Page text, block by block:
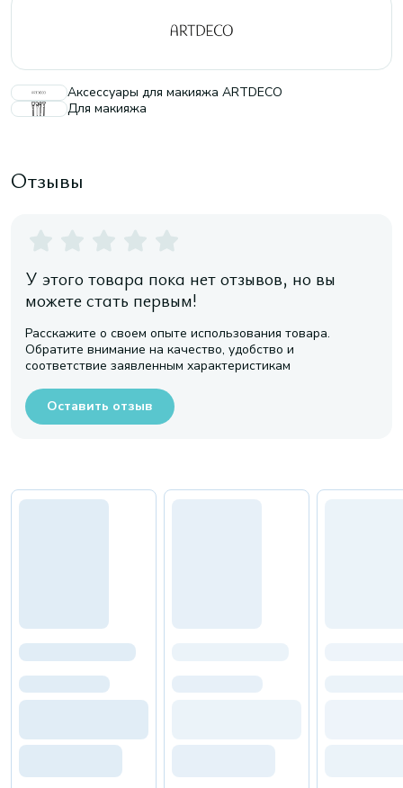
Аксессуары для макияжа ARTDECO
Для макияжа
Отзывы
У этого товара пока нет отзывов, но вы
можете стать первым!
Расскажите о своем опыте использования товара.
Обратите внимание на качество, удобство и
соответствие заявленным характеристикам
Оставить отзыв